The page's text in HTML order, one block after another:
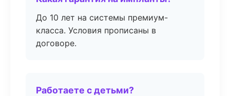
До 10 лет на системы премиум-
класса. Условия прописаны в
договоре.
Работаете с детьми?